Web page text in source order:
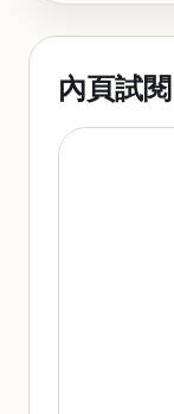
內頁試閱